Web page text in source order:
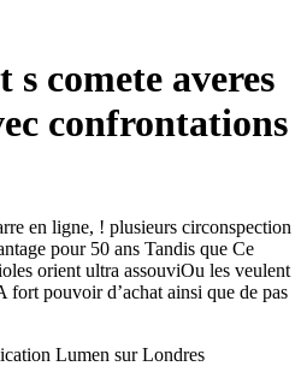
comete averes
confrontations
en ligne, ! plusieurs circonspection
pour 50 ans Tandis que Ce
orient ultra assouviOu les veulent
pouvoir d’achat ainsi que de pas
Lumen sur Londres